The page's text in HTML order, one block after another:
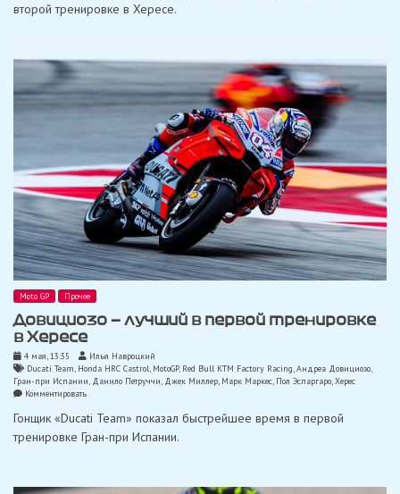
второй
второй тренировке в Хересе.
Moto GP Прочее
Довициозо — лучший в первой тренировке
в Хересе
4 мая, 13:35
Илья Навроцкий
Ducati Team, Honda HRC Castrol, MotoGP, Red Bull KTM Factory Racing,Андреа Довициозо
Гран-при Испании, Данило Петруччи, Джек Миллер, Марк Маркес, Пол Эспаргаро,Херес
Комментироватьon
—
лучший
в
Гонщик «Ducati Team» показал быстрейшее время в первой
тренировке Гран-при Испании.